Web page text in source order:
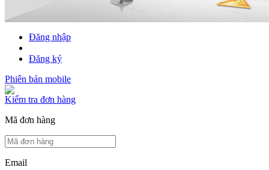
Đăng nhập
Đăng ký
Phiên bản mobile
Kiểm tra đơn hàng
Mã đơn hàng
Email